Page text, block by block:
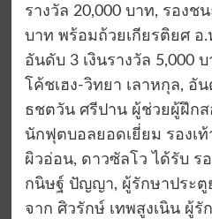
รางวัล 20,000 บาท, รองชน
บาท พร้อมถ้วยเกียรติยศ
อันดับ 3 เงินรางวัล 5,000
โค้ชเฮง-วิทยา เลาหกุล, อั
ธชตวัน ศรีปาน ผู้ช่วยผู้ฝึก
นักฟุตบอลยอดเยี่ยม รองเ
ผิวอ่อน, ดาวซัลโว ได้รับ ร
กนิษฐ์ ปัญญา, ผู้รักษาประตู
จาก ศิวรักษ์ เทพสูงเนิน ผู้